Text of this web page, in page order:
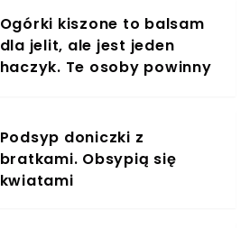
Ogórki kiszone to balsam
dla jelit, ale jest jeden
haczyk. Te osoby powinny
Podsyp doniczki z
bratkami. Obsypią się
kwiatami